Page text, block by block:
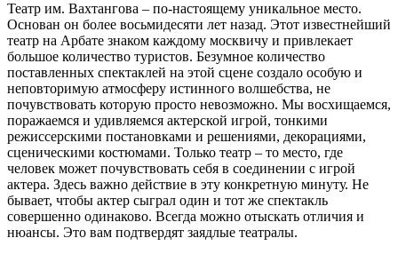
Театр им. Вахтангова – по-настоящему уникальное место.
Основан он более восьмидесяти лет назад. Этот известнейший
театр на Арбате знаком каждому москвичу и привлекает
большое количество туристов. Безумное количество
поставленных спектаклей на этой сцене создало особую и
неповторимую атмосферу истинного волшебства, не
почувствовать которую просто невозможно. Мы восхищаемся,
поражаемся и удивляемся актерской игрой, тонкими
режиссерскими постановками и решениями, декорациями,
сценическими костюмами. Только театр – то место, где
человек может почувствовать себя в соединении с игрой
актера. Здесь важно действие в эту конкретную минуту. Не
бывает, чтобы актер сыграл один и тот же спектакль
совершенно одинаково. Всегда можно отыскать отличия и
нюансы. Это вам подтвердят заядлые театралы.